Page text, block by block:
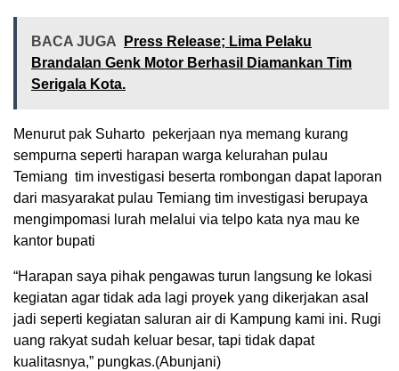
BACA JUGA
Press Release; Lima Pelaku
Brandalan Genk Motor Berhasil Diamankan Tim
Serigala Kota.
Menurut pak Suharto pekerjaan nya memang kurang
sempurna seperti harapan warga kelurahan pulau
Temiang tim investigasi beserta rombongan dapat laporan
dari masyarakat pulau Temiang tim investigasi berupaya
mengimpomasi lurah melalui via telpo kata nya mau ke
kantor bupati
“Harapan saya pihak pengawas turun langsung ke lokasi
kegiatan agar tidak ada lagi proyek yang dikerjakan asal
jadi seperti kegiatan saluran air di Kampung kami ini. Rugi
uang rakyat sudah keluar besar, tapi tidak dapat
kualitasnya,” pungkas.(Abunjani)